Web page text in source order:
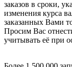
заказов в сроки,
изменения курса
заказанных Вами
Просим Вас
учитывать её при